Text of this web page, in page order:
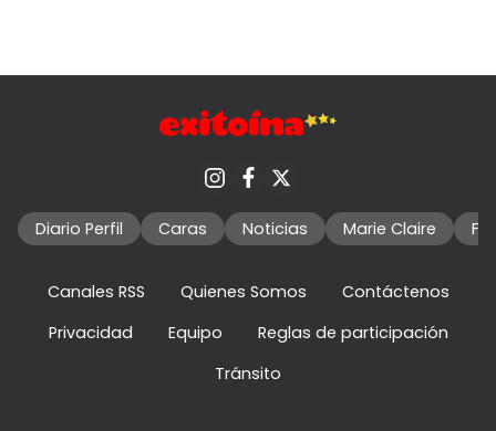
Diario Perfil Caras Noticias Marie Claire
Canales RSS Quienes Somos
Contáctenos
Privacidad
Equipo
Reglas de participación
Tránsito